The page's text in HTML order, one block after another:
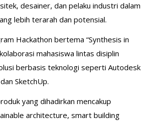
desainer, dan pelaku industri dalam
lebih terarah dan potensial.
Hackathon bertema “Synthesis in
mahasiswa lintas disiplin
berbasis teknologi seperti Autodesk
SketchUp.
yang dihadirkan mencakup
architecture, smart building